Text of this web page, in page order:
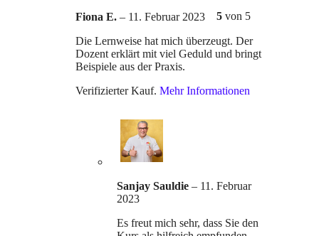
5von 5
Fiona E. – 11. Februar 2023
Die Lernweise hat mich überzeugt. Der
Dozent erklärt mit viel Geduld und bringt
Beispiele aus der Praxis.
Verifizierter Kauf. Mehr Informationen
Sanjay Sauldie – 11. Februar
2023
Es freut mich sehr, dass Sie den